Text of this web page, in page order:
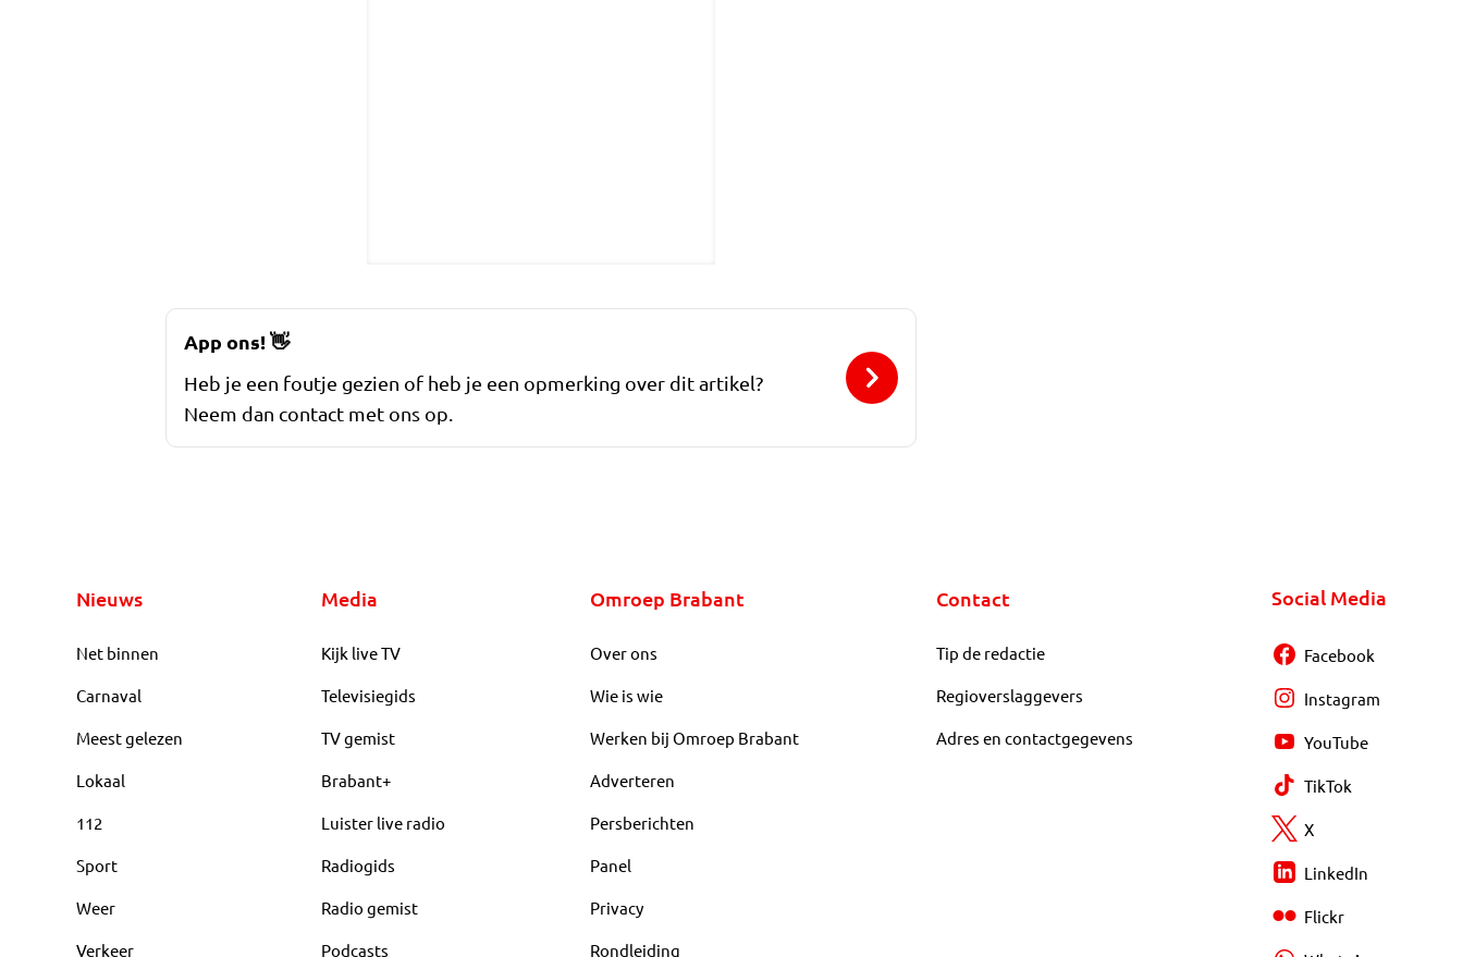
App ons!👋
Heb je een foutje gezien of heb je een opmerking over dit artikel?
Neem dan contact met ons op.
Nieuws
Net binnen
Carnaval
Meest gelezen
Lokaal
112
Sport
Weer
Verkeer
Media
Kijk live TV
Televisiegids
TV gemist
Brabant+
Luister live radio
Radiogids
Radio gemist
Podcasts
Omroep Brabant
Over ons
Wie is wie
Werken bij Omroep Brabant
Adverteren
Persberichten
Panel
Privacy
Rondleiding
Contact
Tip de redactie
Regioverslaggevers
Adres en contactgegevens
Social Media
Facebook
Instagram
YouTube
TikTok
X
LinkedIn
Flickr